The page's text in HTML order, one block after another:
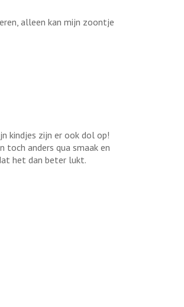
alleen kan mijn zoontje
kindjes zijn er ook dol op!
anders qua smaak en
het dan beter lukt.